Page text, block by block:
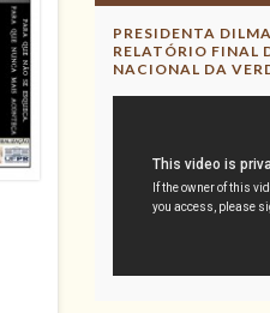
PRESIDENTA
RELATÓRIO FINAL
NACIONAL DA